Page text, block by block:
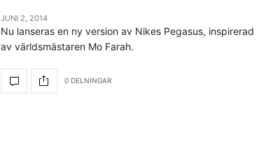
JUNI 2, 2014
Nu lanseras en ny version av Nikes Pegasus, inspirerad
av världsmästaren Mo Farah.
0 DELNINGAR